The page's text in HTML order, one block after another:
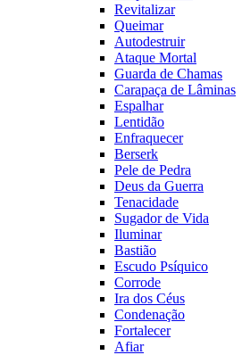
Revitalizar
Queimar
Autodestruir
Ataque Mortal
Guarda de Chamas
Carapaça de Lâminas
Espalhar
Lentidão
Enfraquecer
Berserk
Pele de Pedra
Deus da Guerra
Tenacidade
Sugador de Vida
Iluminar
Bastião
Escudo Psíquico
Corrode
Ira dos Céus
Condenação
Fortalecer
Afiar